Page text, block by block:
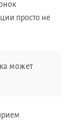
просто не
может